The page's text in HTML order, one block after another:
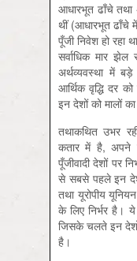
आधारभूत ढाँचे तथा
थीं (आधारभूत ढाँचे
पूँजी निवेश हो रहा
सर्वाधिक मार झेल
अर्थव्यवस्था में
आर्थिक वृद्धि दर
इन देशों को मालों
तथाकथित उभर
कतार में है, अपने
पूँजीवादी देशों पर
से सबसे पहले इन
तथा यूरोपीय
के लिए निर्भर है।
जिसके चलते इन
है।